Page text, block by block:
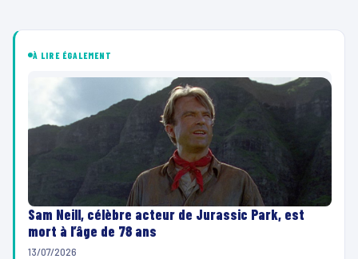
À LIRE ÉGALEMENT
Sam Neill, célèbre acteur de Jurassic Park, est
mort à l’âge de 78 ans
13/07/2026